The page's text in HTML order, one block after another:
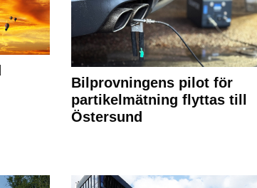
Bilprovningens pilot för
partikelmätning flyttas till
Östersund